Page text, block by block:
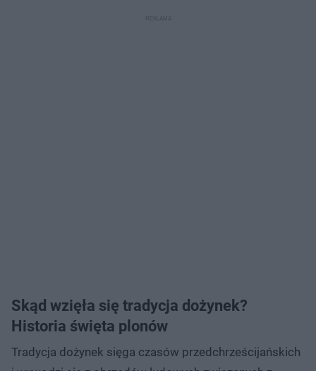
Skąd wzięła się tradycja dożynek?
Historia święta plonów
Tradycja dożynek sięga czasów przedchrześcijańskich